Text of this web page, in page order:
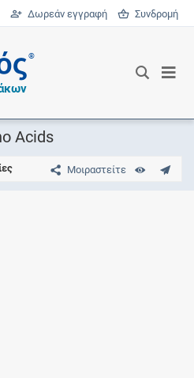
Δωρεάν εγγραφή Συνδρομή
®
Acids
Μοιραστείτε